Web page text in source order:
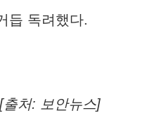
듭 독려했다.
처: 보안뉴스]